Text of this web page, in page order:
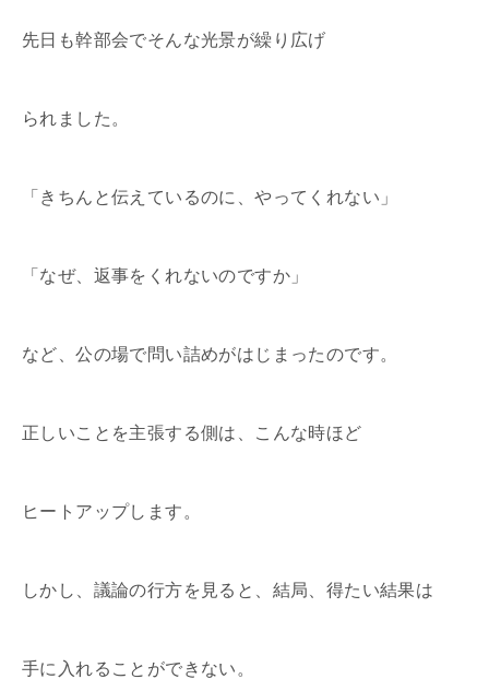
先日も幹部会でそんな光景が繰り広げ
られました。
「きちんと伝えているのに、やってくれない」
「なぜ、返事をくれないのですか」
など、公の場で問い詰めがはじまったのです。
正しいことを主張する側は、こんな時ほど
ヒートアップします。
しかし、議論の行方を見ると、結局、得たい結果は
手に入れることができない。